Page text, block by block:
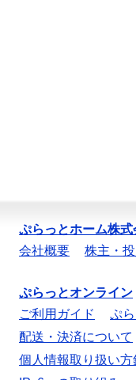
ぷらっとホーム株式
会社概要
株主・
ぷらっとオンライン
ご利用ガイド
ぷ
配送・決済について
個人情報取り扱い方